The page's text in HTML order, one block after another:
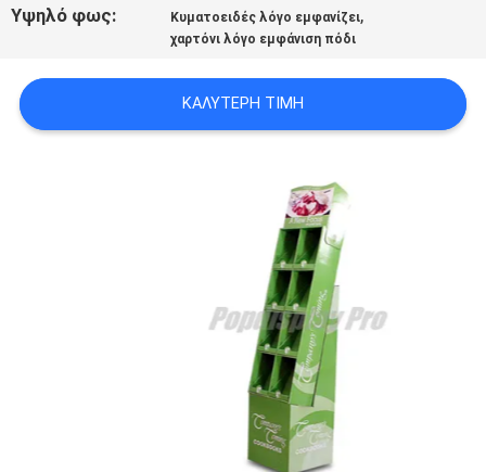
ΖΗΤΉΣΤΕ
ΑΠΌΣΠΑΣΜΑ
Υψηλό φως: Κυματοειδές λόγο εμφανίζει,
χαρτόνι λόγο εμφάνιση πόδι
ΚΑΛΎΤΕΡΗ ΤΙΜΉ